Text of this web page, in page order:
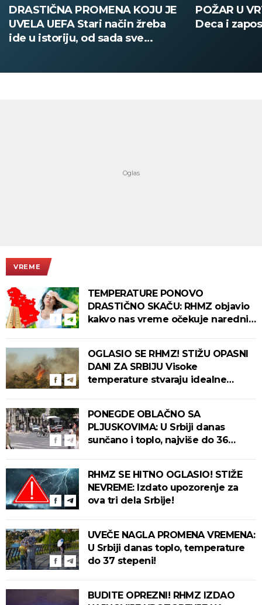
POŽAR U VRTIĆU NA VOŽDOVCU
Deca i zaposleni evakuisani
SINIŠA
DOBIO
VREME
TEMPERATURE PONOVO
DRASTIČNO SKAČU: RHMZ objavio
kakvo nas vreme očekuje narednih
OGLASIO SE RHMZ! STIŽU OPASNI
DANI ZA SRBIJU Visoke
temperature stvaraju idealne
PONEGDE OBLAČNO SA
PLJUSKOVIMA: U Srbiji danas
sunčano i toplo, najviše do 36
RHMZ SE HITNO OGLASIO! STIŽE
NEVREME: Izdato upozorenje za
ova tri dela Srbije!
UVEČE NAGLA PROMENA VREMENA:
U Srbiji danas toplo, temperature
do 37 stepeni!
BUDITE OPREZNI! RHMZ IZDAO